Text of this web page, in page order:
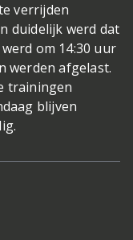
verrijden
duidelijk werd dat
om 14:30 uur
werden afgelast.
trainingen
blijven